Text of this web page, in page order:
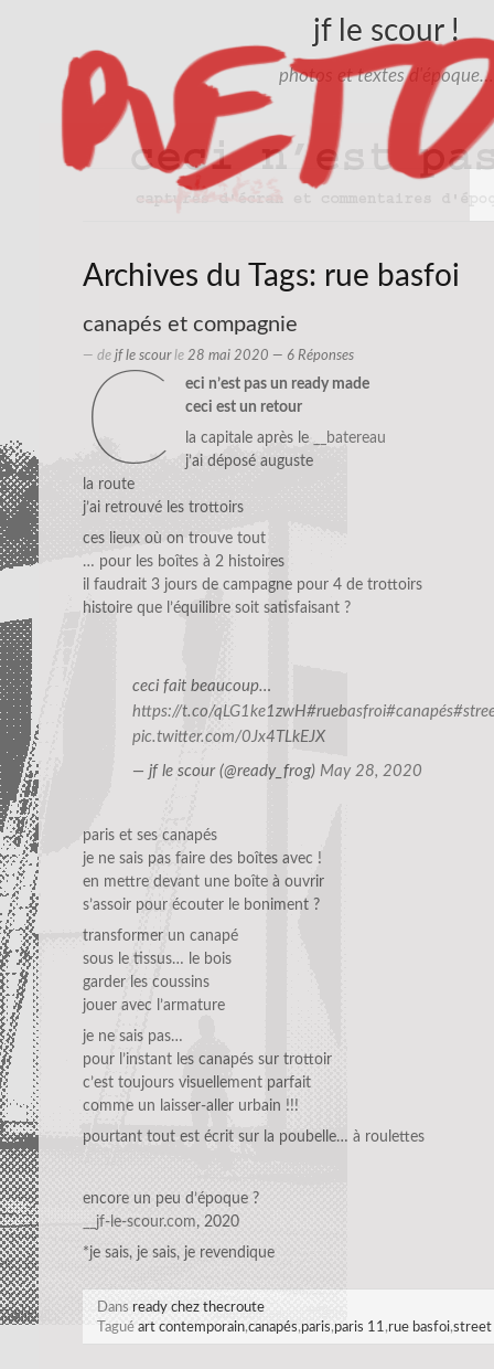
jf le scour !
photos et textes d'époque…
Archives du Tags: rue basfoi
canapés et compagnie
— de jf le scourle 28 mai 2020 — 6 Réponses
c
eci n’est pas un ready made
ceci est un retour
la capitale après le
__batereau
j’ai déposé auguste
la route
j’ai retrouvé les trottoirs
ces lieux où on trouve tout
… pour les boîtes à 2 histoires
il faudrait 3 jours de campagne pour 4 de trottoirs
histoire que l’équilibre soit satisfaisant ?
ceci fait beaucoup…
https://t.co/qLG1ke1zwH#ruebasfroi#canapés
pic.twitter.com/0Jx4TLkEJX
— jf le scour (@ready_frog) May 28, 2020
paris et ses canapés
je ne sais pas faire des boîtes avec !
en mettre devant une boîte à ouvrir
s’assoir pour écouter le boniment ?
transformer un canapé
sous le tissus… le bois
garder les coussins
jouer avec l’armature
je ne sais pas…
pour l’instant les canapés sur trottoir
c’est toujours visuellement parfait
comme un laisser-aller urbain !!!
pourtant tout est écrit sur la poubelle… à roulettes
encore un peu d’époque ?
__jf-le-scour.com, 2020
*je sais, je sais, je revendique
Dans ready chez thecroute
Tagué art contemporain,canapés,paris,paris 11 ,rue basfoi,street